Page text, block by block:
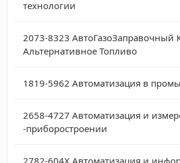
технологии
2073-8323 АвтоГазоЗаправочный
Альтернативное Топливо
1819-5962 Автоматизация в
2658-4727 Автоматизация и
-приборостроении
2782-604X Автоматизация и